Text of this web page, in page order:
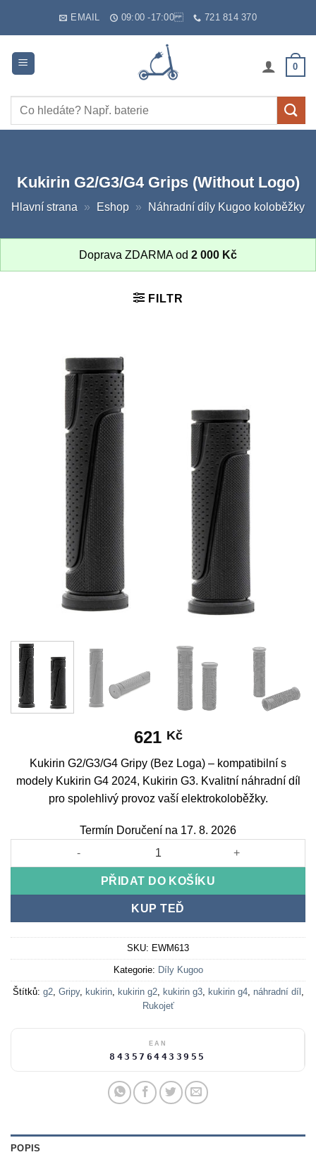
EMAIL 09:00 -17:00 721 814 370
0
Hledat:
Kukirin G2/G3/G4 Grips (Without Logo)
Hlavní strana » Eshop » Náhradní díly Kugoo koloběžky
Doprava ZDARMA od 2 000 Kč
FILTR
621 Kč
Kukirin G2/G3/G4 Gripy (Bez Loga) – kompatibilní s
modely Kukirin G4 2024, Kukirin G3. Kvalitní náhradní díl
pro spolehlivý provoz vaší elektrokoloběžky.
Termín Doručení na 17. 8. 2026
Kukirin G2/G3/G4 Grips (Without Logo) množství
PŘIDAT DO KOŠÍKU
KUP TEĎ
SKU: EWM613
Kategorie: Díly Kugoo
Štítků: g2, Gripy, kukirin, kukirin g2, kukirin g3, kukirin g4, náhradní díl ,
Rukojeť
EAN
8435764433955
POPIS